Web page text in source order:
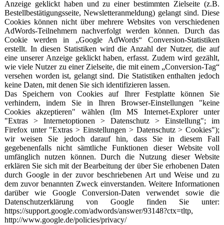
Anzeige geklickt haben und zu einer bestimmten Zielseite (z.B.
Bestellbestätigungsseite, Newsletteranmeldung) gelangt sind. Diese
Cookies können nicht über mehrere Websites von verschiedenen
AdWords-Teilnehmern nachverfolgt werden können. Durch das
Cookie werden in „Google AdWords“ Conversion-Statistiken
erstellt. In diesen Statistiken wird die Anzahl der Nutzer, die auf
eine unserer Anzeige geklickt haben, erfasst. Zudem wird gezählt,
wie viele Nutzer zu einer Zielseite, die mit einem „Conversion-Tag“
versehen worden ist, gelangt sind. Die Statistiken enthalten jedoch
keine Daten, mit denen Sie sich identifizieren lassen.
Das Speichern von Cookies auf Ihrer Festplatte können Sie
verhindern, indem Sie in Ihren Browser-Einstellungen "keine
Cookies akzeptieren" wählen (Im MS Internet-Explorer unter
"Extras > Internetoptionen > Datenschutz > Einstellung"; im
Firefox unter "Extras > Einstellungen > Datenschutz > Cookies");
wir weisen Sie jedoch darauf hin, dass Sie in diesem Fall
gegebenenfalls nicht sämtliche Funktionen dieser Website voll
umfänglich nutzen können. Durch die Nutzung dieser Website
erklären Sie sich mit der Bearbeitung der über Sie erhobenen Daten
durch Google in der zuvor beschriebenen Art und Weise und zu
dem zuvor benannten Zweck einverstanden. Weitere Informationen
darüber wie Google Conversion-Daten verwendet sowie die
Datenschutzerklärung von Google finden Sie unter:
https://support.google.com/adwords/answer/93148?ctx=tltp,
http://www.google.de/policies/privacy/